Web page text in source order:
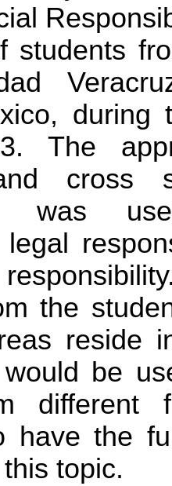
students
The
cross
was
legal
the
reside
be
different
have the
topic.